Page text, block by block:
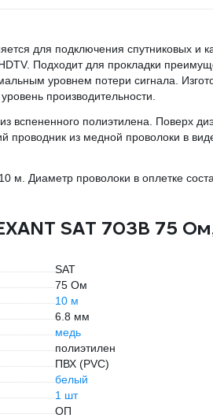
для подключения спутниковых и
Подходит для прокладки
уровнем потери сигнала.
производительности.
вспененного полиэтилена. Поверх
из медной проволоки в
м. Диаметр проволоки в оплетке
SAT 703B 75
SAT
75 Ом
10 м
6.8 мм
медь
полиэтилен
ПВХ (PVC)
белый
1 шт
ОП